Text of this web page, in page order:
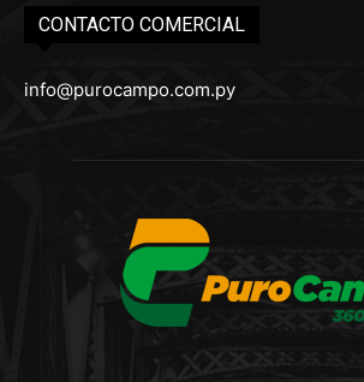
CONTACTO COMERCIAL
info@purocampo.com.py